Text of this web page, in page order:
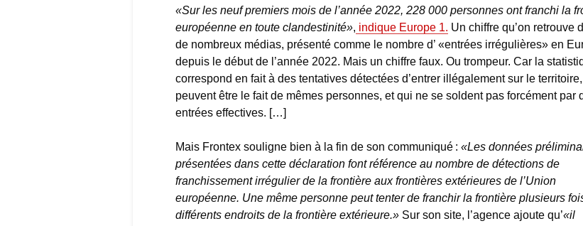
«Sur les neuf premiers mois de l’année 2022, 228 000 personnes ont franchi la
européenne en toute clandestinité», indique Europe 1. Un chiffre qu’on retrouve
de nombreux médias, présenté comme le nombre d’ «entrées irrégulières» en
depuis le début de l’année 2022. Mais un chiffre faux. Ou trompeur. Car la
correspond en fait à des tentatives détectées d’entrer illégalement sur le
peuvent être le fait de mêmes personnes, et qui ne se soldent pas forcément par
entrées effectives. […]
Mais Frontex souligne bien à la fin de son communiqué : «Les données
présentées dans cette déclaration font référence au nombre de détections de
franchissement irrégulier de la frontière aux frontières extérieures de l’Union
européenne. Une même personne peut tenter de franchir la frontière plusieurs
différents endroits de la frontière extérieure.» Sur son site, l’agence ajoute qu’«il